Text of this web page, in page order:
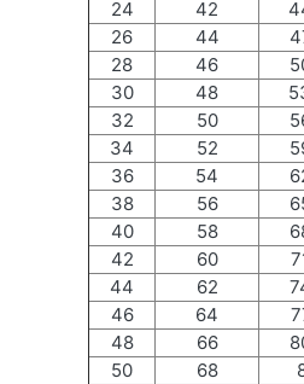
24
42
26
44
28
46
30
48
32
50
34
52
36
54
38
56
40
58
42
60
44
62
46
64
48
66
50
68